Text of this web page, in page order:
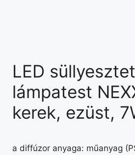
LED
lámpatest
kerek, ezüst,
a diffúzor anyaga: műanyag